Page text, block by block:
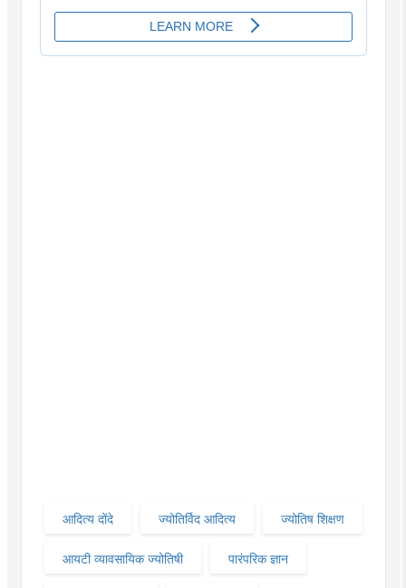
आदित्य दोंदे ज्योतिर्विद आदित्य ज्योतिष शिक्षण
आयटी व्यावसायिक ज्योतिषी पारंपरिक ज्ञान